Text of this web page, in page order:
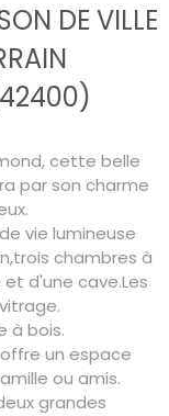
DE VILLE
cette belle
par son charme
vie lumineuse
chambres à
d'une cave.Les
à bois.
un espace
ou amis.
grandes